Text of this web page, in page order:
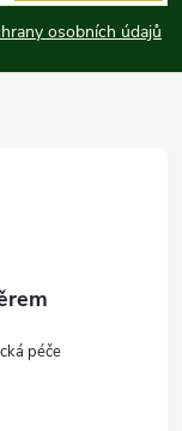
osobních údajů